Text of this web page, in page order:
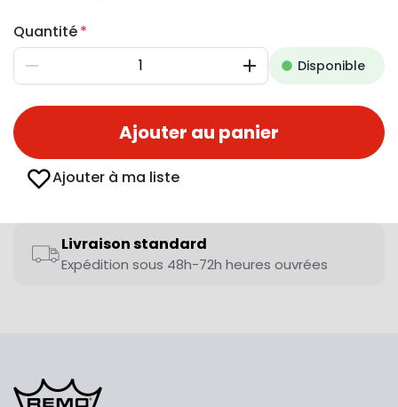
Quantité
Diminuer AugmenterDisponible
Ajouter au panier
Ajouter à ma liste
Livraison standard
Expédition sous 48h-72h heures ouvrées